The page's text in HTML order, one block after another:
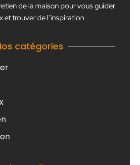
de la maison pour vous guider
et trouver de l’inspiration
catégories